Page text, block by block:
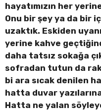
hayatımızın her
Onu bir şey ya da bir
uzaktık. Eskiden
yerine kahve
daha tatsız sokağa
sofradan tutun da
bi ara sıcak denilen
hatta duvar
Hatta ne yalan